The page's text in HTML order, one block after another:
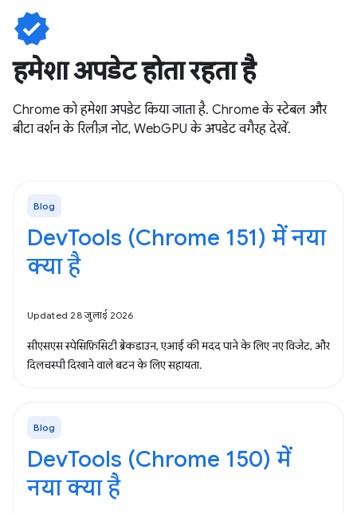
verified
हमेशा अपडेट होता रहता है
Chrome को हमेशा अपडेट किया जाता है. Chrome के स्टेबल और
बीटा वर्शन के रिलीज़ नोट, WebGPU के अपडेट वगैरह देखें.
Blog
DevTools (Chrome 151) में नया
क्या है
Updated 28 जुलाई 2026
सीएसएस स्पेसिफ़िसिटी ब्रेकडाउन, एआई की मदद पाने के लिए नए विजेट, और
दिलचस्पी दिखाने वाले बटन के लिए सहायता.
Blog
DevTools (Chrome 150) में
नया क्या है